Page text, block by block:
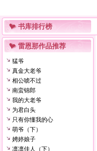
书库排行榜
雷恩那作品推荐
猛爷
真金大老爷
相公唬不过
南蛮锦郎
我的大老爷
为君白头
只有你懂我的心
萌爷（下）
娉婷娘子
凛凛佳人（下）